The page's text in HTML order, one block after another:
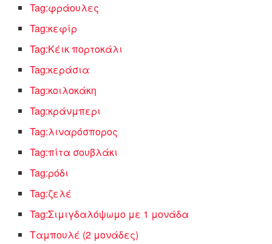
Tag:φράουλες
Tag:κεφίρ
Tag:Κέικ πορτοκάλι
Tag:κεράσια
Tag:κοιλοκάκη
Tag:κράνμπερι
Tag:λιναρόσπορος
Tag:πίτα σουβλάκι
Tag:ρόδι
Tag:ζελέ
Tag:Σιμιγδαλόψωμο με 1 μονάδα
Ταμπουλέ (2 μονάδες)